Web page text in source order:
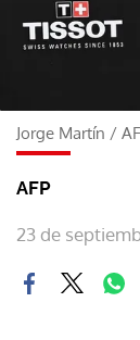
Jorge Martín /
AFP
23 de